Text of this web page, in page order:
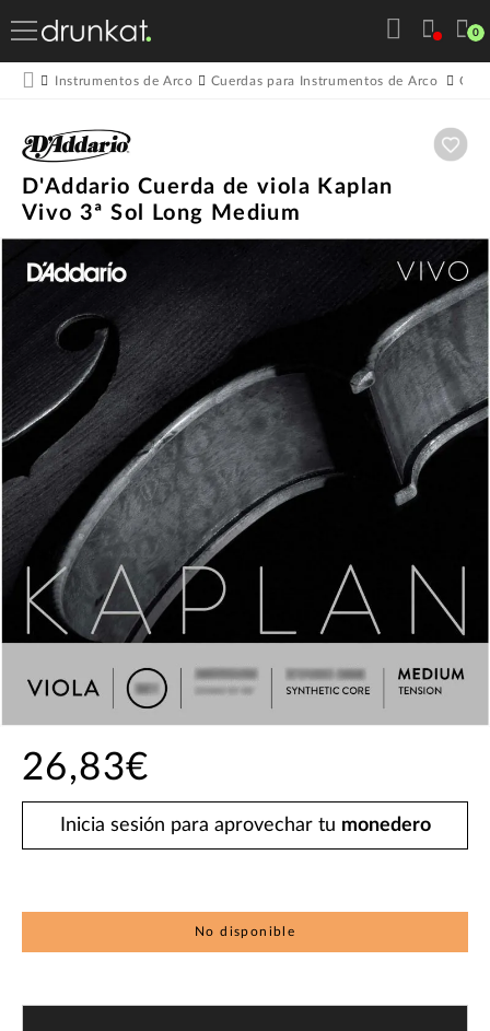
0
Instrumentos de Arco Cuerdas para Instrumentos de Arco
D'Addario Cuerda de viola Kaplan
Vivo 3ª Sol Long Medium
26,83€
Inicia sesión para aprovechar tu monedero
No disponible